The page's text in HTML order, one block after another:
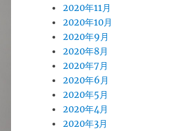
2020年11月
2020年10月
2020年9月
2020年8月
2020年7月
2020年6月
2020年5月
2020年4月
2020年3月